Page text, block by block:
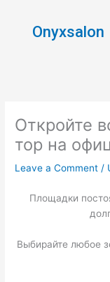
contentOnyxsalon
Откройте
тор на
Leave a Comment /
Площадки
Выбирайте любое